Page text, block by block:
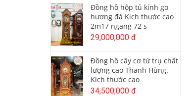
Đồng hồ hộp tủ kính go
hương đá Kich thước cao
2m17 ngang 72 s
29,000,000 đ
Đồng hồ cây cơ tứ trụ chất
lượng cao Thanh Hùng.
Kich thước cao
34,500,000 đ